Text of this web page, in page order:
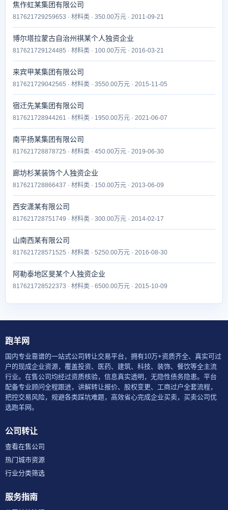
焦作虹某集团有限公司
817621729259653 · 材料类 · 350.00万元 · 2011-09-21
博尔塔拉蒙古自治州祺某个人独资企业
817621729124485 · 材料类 · 100.00万元 · 2016-03-21
来宾甲某集团有限公司
817621729042565 · 材料类 · 3550.00万元 · 2015-11-05
宿迁先某集团有限公司
817621728944261 · 材料类 · 1950.00万元 · 2021-06-07
南平扬某集团有限公司
817621728878725 · 材料类 · 450.00万元 · 2019-06-30
廊坊杉某装饰个人独资企业
817621728866437 · 材料类 · 150.00万元 · 2013-06-09
西安潇某有限公司
817621728751749 · 材料类 · 300.00万元 · 2014-02-17
山南西某有限公司
817621728571525 · 材料类 · 5250.00万元 · 2016-08-30
阿勒泰地区旻某个人独资企业
817621728522373 · 材料类 · 6500.00万元 · 2015-10-09
跑羊网
国内专业靠谱的一站式公司转让交易平台，拥有10万+资质齐全、真实可过
户的现成企业资源，覆盖投资、医药、建筑、科技、装饰、餐饮等全主流
行业。在售公司均经过资质核验，信息真实透明，无隐性债务隐患。平台
配备专业顾问全程跟进，讲解转让报价、股权变更、工商过户全套流程，
把控交易风险，规避各类踩坑难题，高效省心完成企业买卖，买卖公司优
选跑羊网。
公司转让
查看在售公司
热门城市资源
行业分类筛选
服务指南